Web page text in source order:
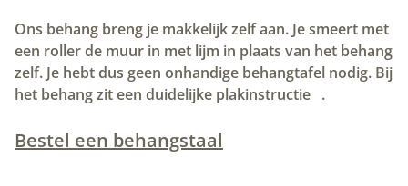
Ons behang breng je makkelijk zelf aan. Je smeert met
een roller de muur in met lijm in plaats van het behang
zelf. Je hebt dus geen onhandige behangtafel nodig. Bij
het behang zit een duidelijke plakinstructie .
Bestel een behangstaal